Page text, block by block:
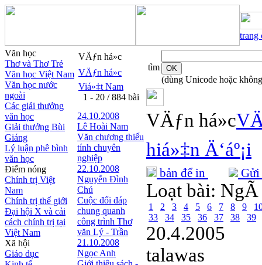
trang
Văn học
Thơ và Thơ Trẻ
Văn học Việt Nam
Văn học nước
ngoài
Các giải thưởng
văn học
Giải thưởng Bùi
Giáng
Lý luận phê bình
văn học
Điểm nóng
Chính trị Việt
Nam
Chính trị thế giới
Đại hội X và cải
cách chính trị tại
Việt Nam
Xã hội
Giáo dục
VÄƒn há»c
VÄƒn há»c
Viá»‡t Nam
1 - 20 / 884 bài
24.10.2008
Lê Hoài Nam
Văn chương thiếu
tính chuyên
nghiệp
22.10.2008
Nguyễn Đình
Chú
Cuộc đối đáp
chung quanh
công trình Thơ
văn Lý - Trần
21.10.2008
Ngọc Anh
tìm
(dùng Unicode hoặc
VÄƒn há»c
hiá»‡n Ä‘áº¡i
bản để in Gửi
Loạt bài: NgÃ
1 2 3 4 5 6 7 8 9
33
34 35 36 37 38 39
20.4.2005
talawas